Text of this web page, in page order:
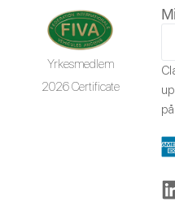
Yrkesmedlem
2026 Certificate